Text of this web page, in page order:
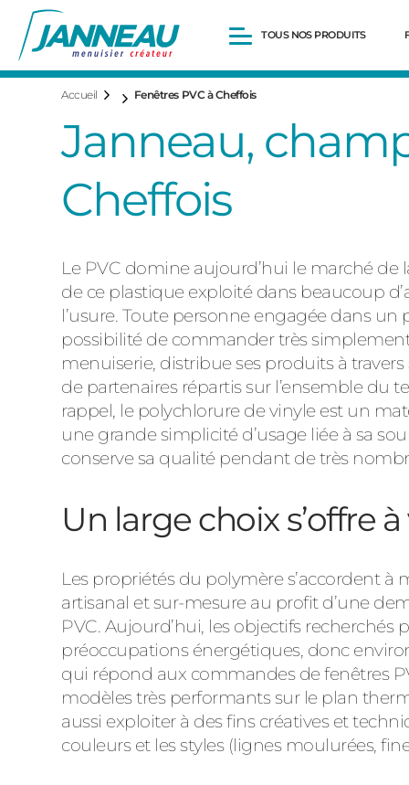
TOUS NOS PRODUITS
Fenêtres et Portes-fenêtres
Baies vitrées
Portes d’entrée
Pergolas
Portails et portillons
Accueil Fenêtres PVC à Cheffois
Janneau,
Cheffois
Le PVC domine aujourd’hui le marché
de ce plastique exploité dans beaucoup
l’usure. Toute personne engagée dans
possibilité de commander très
menuiserie, distribue ses produits à
de partenaires répartis sur l’ensemble du
rappel, le polychlorure de vinyle est un
une grande simplicité d’usage liée à sa
conserve sa qualité pendant de très
Un large choix s’offre
Les propriétés du polymère s’accordent
artisanal et sur-mesure au profit d’une
PVC. Aujourd’hui, les objectifs
préoccupations énergétiques, donc
qui répond aux commandes de fenêtres
modèles très performants sur le plan
aussi exploiter à des fins créatives et
couleurs et les styles (lignes moulurées,